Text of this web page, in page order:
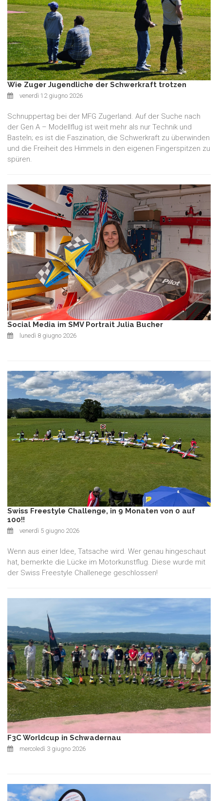
Wie Zuger Jugendliche der Schwerkraft trotzen
venerdì 12 giugno 2026
Schnuppertag bei der MFG Zugerland. Auf der Suche nach
der Gen A – Modellflug ist weit mehr als nur Technik und
Basteln; es ist die Faszination, die Schwerkraft zu überwinden
und die Freiheit des Himmels in den eigenen Fingerspitzen zu
spüren.
Social Media im SMV Portrait Julia Bucher
lunedì 8 giugno 2026
Swiss Freestyle Challenge, in 9 Monaten von 0 auf
100!!
venerdì 5 giugno 2026
Wenn aus einer Idee, Tatsache wird. Wer genau hingeschaut
hat, bemerkte die Lücke im Motorkunstflug. Diese wurde mit
der Swiss Freestyle Challenege geschlossen!
F3C Worldcup in Schwadernau
mercoledì 3 giugno 2026